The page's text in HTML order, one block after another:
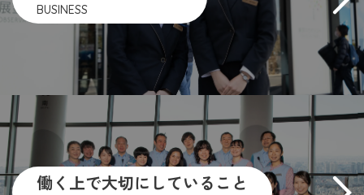
BUSINESS
働く上で大切にしていること